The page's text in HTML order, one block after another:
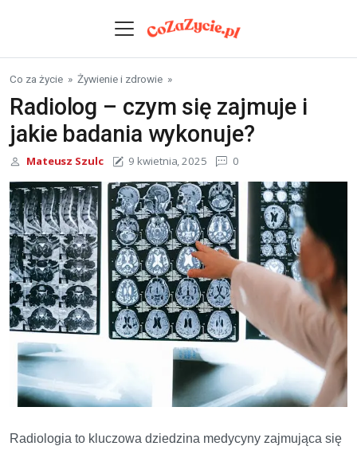
Co za życie » Żywienie i zdrowie »
Radiolog – czym się zajmuje i
jakie badania wykonuje?
Mateusz Szulc 9 kwietnia, 2025 0
Radiologia to kluczowa dziedzina medycyny zajmująca się